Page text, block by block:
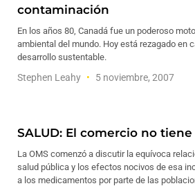
contaminación
En los años 80, Canadá fue un poderoso
ambiental del mundo. Hoy está rezagado en
desarrollo sustentable.
Stephen Leahy 5 noviembre, 2007
SALUD: El comercio no tiene
La OMS comenzó a discutir la equívoca
salud pública y los efectos nocivos de esa
a los medicamentos por parte de las